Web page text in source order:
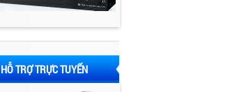
HỖ TRỢ TRỰC TUYẾN